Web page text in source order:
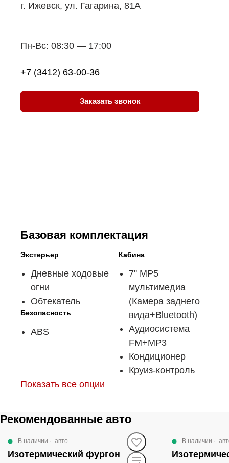
г. Ижевск, ул. Гагарина, 81A
Пн-Вс: 08:30 — 17:00
+7 (3412) 63-00-36
Заказать звонок
Базовая комплектация
Экстерьер
Дневные ходовые
огни
Обтекатель
Безопасность
ABS
Кабина
7'' MP5
мультимедиа
(Камера заднего
вида+Bluetooth)
Аудиосистема
FM+MP3
Кондиционер
Круиз-контроль
Показать все опции
Рекомендованные авто
В наличии · авто
Изотермический фургон
В наличии ·